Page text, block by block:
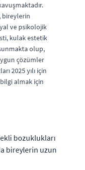
bireylerin
ve psikolojik
kulak estetik
olup,
çözümler
2025 yılı için
almak için
bozuklukları
bireylerin uzun